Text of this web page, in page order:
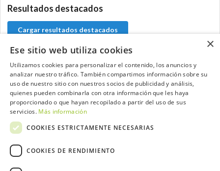
Resultados destacados
Cargar resultados destacados
Contacta con el equipo de NextCaddy
Opina Contacta
×
Ese sitio web utiliza cookies
Utilizamos cookies para personalizar el contenido, los anuncios y
analizar nuestro tráfico. También compartimos información sobre su
uso de nuestro sitio con nuestros socios de publicidad y análisis,
quienes pueden combinarla con otra información que les haya
proporcionado o que hayan recopilado a partir del uso de sus
servicios. Más información
COOKIES ESTRICTAMENTE NECESARIAS
COOKIES DE RENDIMIENTO